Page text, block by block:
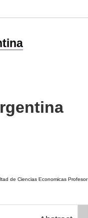
de Ciencias Economicas Profesor